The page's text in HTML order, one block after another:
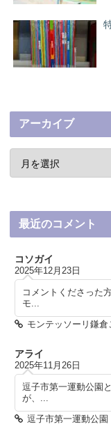
アーカイブ
最近のコメント
コソガイ
2025年12月23日
コメントくださった
モ...
モンテッソーリ鎌
アライ
2025年11月26日
逗子市第一運動公園
が、...
逗子市第一運動公園